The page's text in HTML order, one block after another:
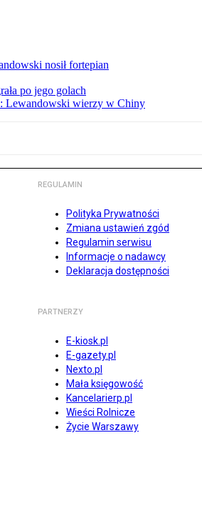
nosił fortepian
po jego golach
Lewandowski wierzy w Chiny
REGULAMIN
Polityka Prywatności
Zmiana ustawień zgód
Regulamin serwisu
Informacje o nadawcy
Deklaracja dostępności
PARTNERZY
E-kiosk.pl
E-gazety.pl
Nexto.pl
Mała księgowość
Kancelarierp.pl
Wieści Rolnicze
Życie Warszawy